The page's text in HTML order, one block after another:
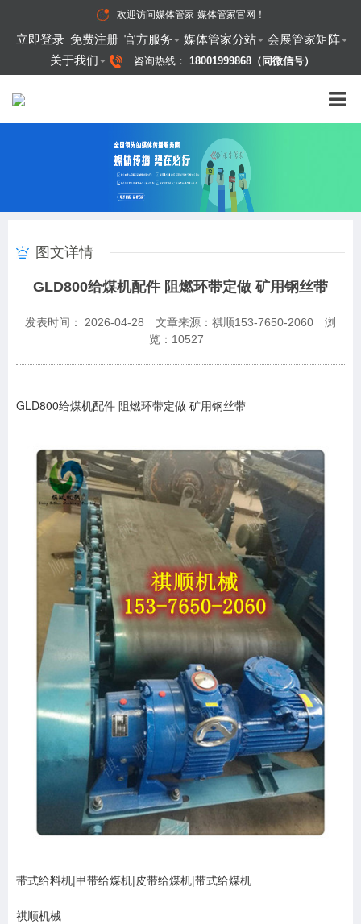
欢迎访问媒体管家-媒体管家官网 ！
立即登录 免费注册 官方服务 媒体管家分站
会展管家矩阵
关于我们
咨询热线： 18001999868（同微信号）
图文详情
GLD800给煤机配件 阻燃环带定做 矿用钢丝带
发表时间： 2026-04-28 文章来源：祺顺153-7650-2060
浏
览： 10527
GLD800给煤机配件 阻燃环带定做 矿用钢丝带
带式给料机|甲带给煤机|皮带给煤机|带式给煤机
祺顺机械